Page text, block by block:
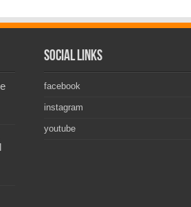
Social Links
facebook
instagram
youtube